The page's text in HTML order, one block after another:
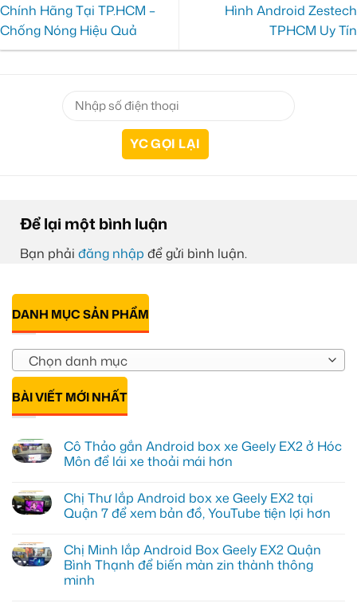
Chính Hãng Tại TP.HCM –
Chống Nóng Hiệu Quả
Hình Android Zestech
TPHCM Uy Tín
Để lại một bình luận
Bạn phải đăng nhập để gửi bình luận.
DANH MỤC SẢN PHẨM
Chọn danh mục
BÀI VIẾT MỚI NHẤT
Cô Thảo gắn Android box xe Geely EX2 ở Hóc
Môn để lái xe thoải mái hơn
bình
luận
ở
gắn
Android
box
xe
Chị Thư lắp Android box xe Geely EX2 tại
Quận 7 để xem bản đồ, YouTube tiện lợi hơn
bình
luận
ở
Chị
Chị Minh lắp Android Box Geely EX2 Quận
Bình Thạnh để biến màn zin thành thông
minh